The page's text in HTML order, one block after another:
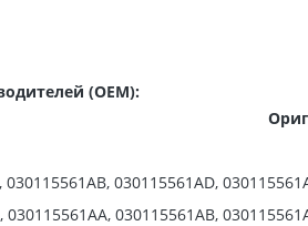
(OEM):
030115561AB, 030115561AD,
030115561AA, 030115561AB,